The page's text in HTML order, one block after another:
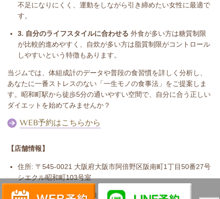
不足になりにくく、運動をしながら引き締めたい女性に最適で
す。
3. 自分のライフスタイルに合わせる 外食が多い方は糖質制限
が比較的進めやすく、自炊が多い方は脂質制限がコントロール
しやすいという特徴もあります。
当ジムでは、体組成計のデータや普段の食習慣を詳しく分析し、
あなたに一番ストレスのない「一生モノの食事法」をご提案しま
す。昭和町駅から徒歩5分の通いやすい空間で、自分に合う正しい
ダイエットを始めてみませんか？
WEB予約はこちらから
【店舗情報】
住所: 〒545-0021 大阪府大阪市阿倍野区阪南町1丁目50番27号
シエクル昭和町103号室
アクセス: 地下鉄御堂筋線「昭和町駅」から徒歩 5分